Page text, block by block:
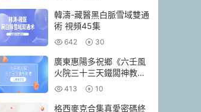
韓濤-藏醫黑白脈雪域雙通
術 視頻45集
642 30
廣東惠陽多祝鄉《六壬風
火院三十三天鐵闆神教》
4本pdf
413 10
格西麥克合集真愛密碼終